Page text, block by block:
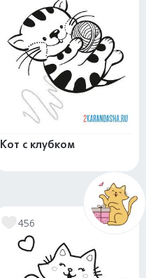
Кот с клубком
456